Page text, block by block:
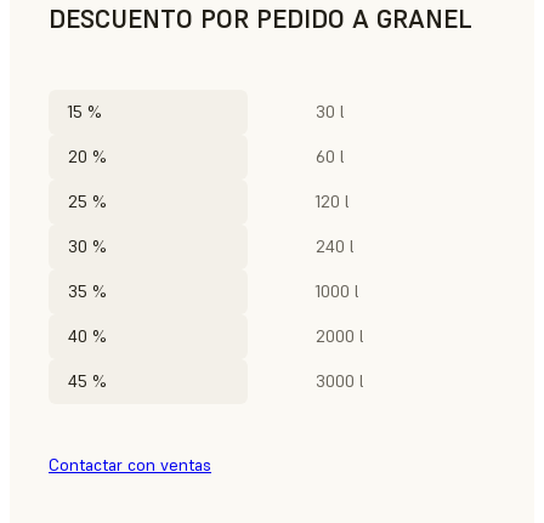
DESCUENTO POR PEDIDO A GRANEL
15 % 30 l
20 % 60 l
25 % 120 l
30 % 240 l
35 % 1000 l
40 % 2000 l
45 % 3000 l
Contactar con ventas